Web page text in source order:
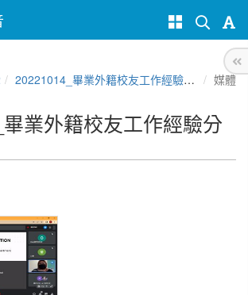
20221014_畢業外籍校友工作經驗分享 媒體
業外籍校友工作經驗分